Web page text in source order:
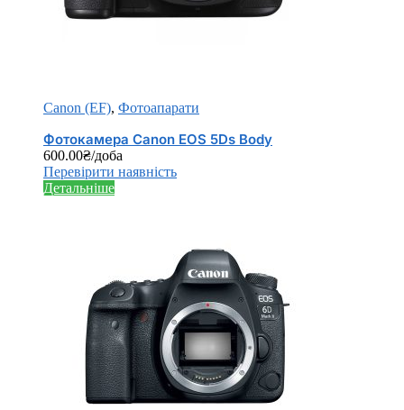
Canon (EF), Фотоапарати
Фотокамера Canon EOS 5Ds Body
600.00₴/доба
Перевірити наявність
Детальніше